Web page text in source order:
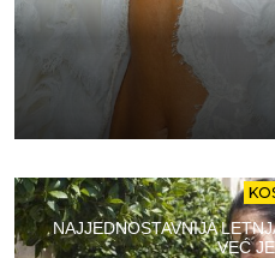
NAJJEDNOSTAVNIJA
VEĆ